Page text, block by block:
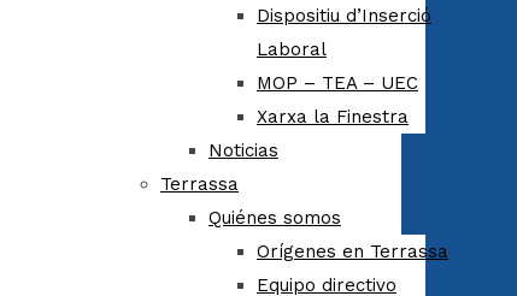
Dispositiu d’Inserció
Laboral
MOP – TEA – UEC
Xarxa la Finestra
Noticias
Terrassa
Quiénes somos
Orígenes en Terrassa
Equipo directivo